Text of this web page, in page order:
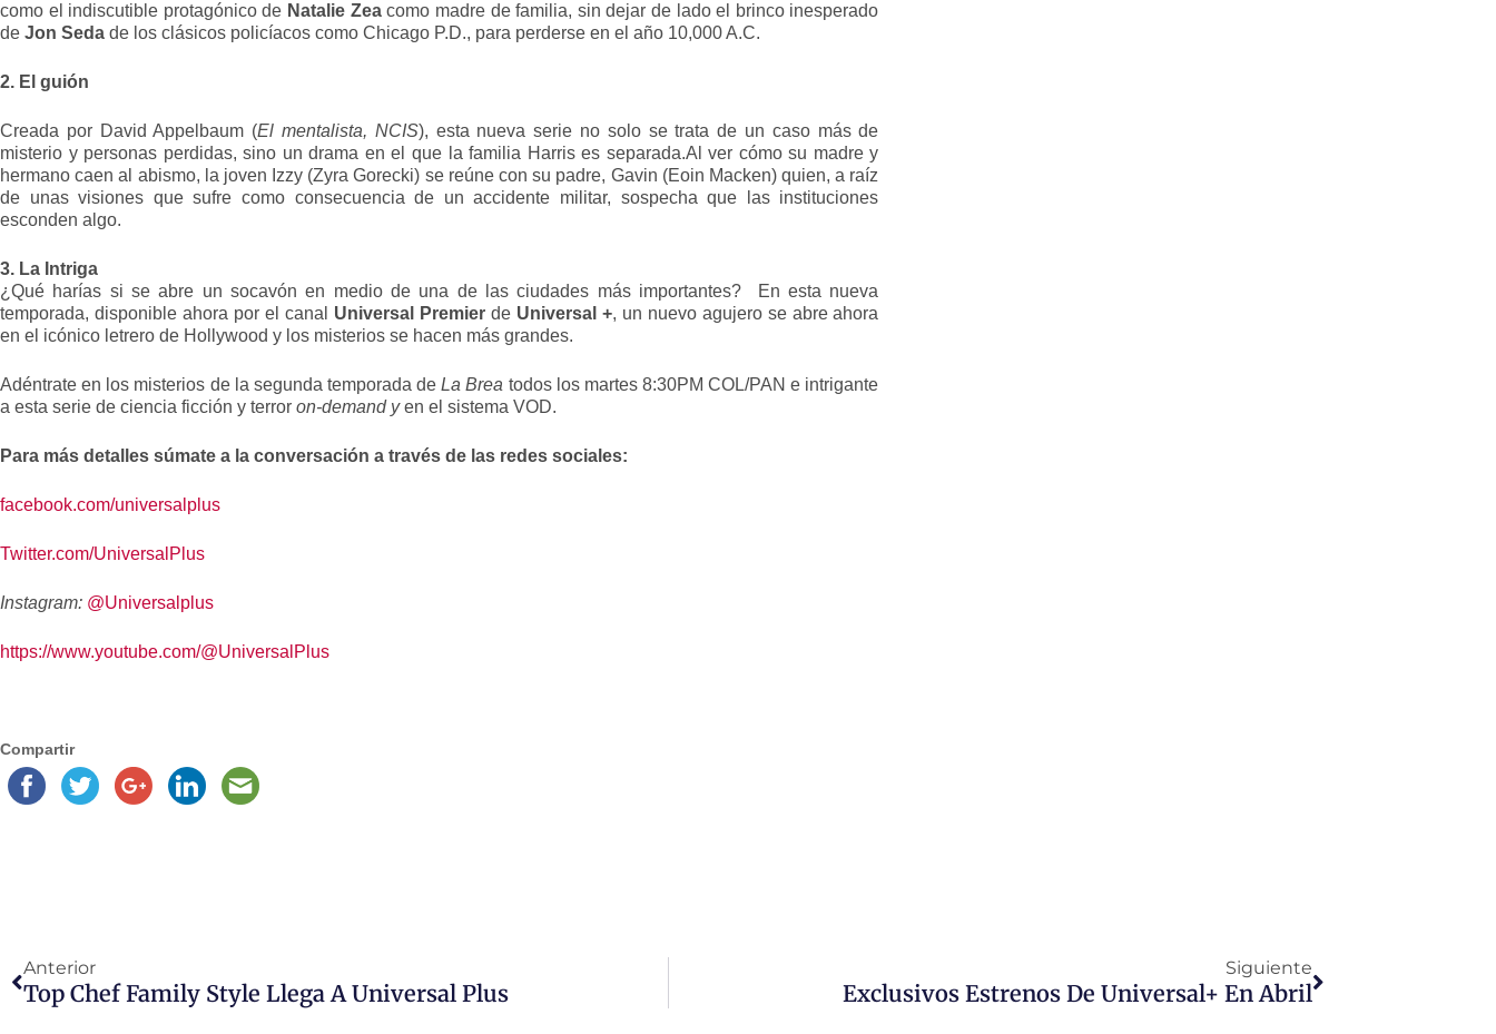
como el indiscutible protagónico de Natalie Zeacomo madre de familia, sin dejar de lado el brinco inesperado
de Jon Seda de los clásicos policíacos como Chicago P.D., para perderse en el año 10,000 A.C.
2. El guión
Creada por David Appelbaum (El mentalista, NCIS), esta nueva serie no solo se trata de un caso más de
misterio y personas perdidas, sino un drama en el que la familia Harris es separada.Al ver cómo su madre y
hermano caen al abismo, la joven Izzy (Zyra Gorecki) se reúne con su padre, Gavin (Eoin Macken) quien, a raíz
de unas visiones que sufre como consecuencia de un accidente militar, sospecha que las instituciones
esconden algo.
3. La Intriga
¿Qué harías si se abre un socavón en medio de una de las ciudades más importantes? En esta nueva
temporada, disponible ahora por el canal Universal Premierde Universal +, un nuevo agujero se abre ahora
en el icónico letrero de Hollywood y los misterios se hacen más grandes.
Adéntrate en los misterios de la segunda temporada deLa Brea todos los martes 8:30PM COL/PAN e intrigante
a esta serie de ciencia ficción y terror on-demand yen el sistema VOD.
Para más detalles súmate a la conversación a través de las redes sociales:
facebook.com/universalplus
Twitter.com/UniversalPlus
Instagram: @Universalplus
https://www.youtube.com/@UniversalPlus
Compartir
Anterior
Top Chef Family Style Llega A Universal Plus
Siguiente
Exclusivos Estrenos De Universal+ En Abril